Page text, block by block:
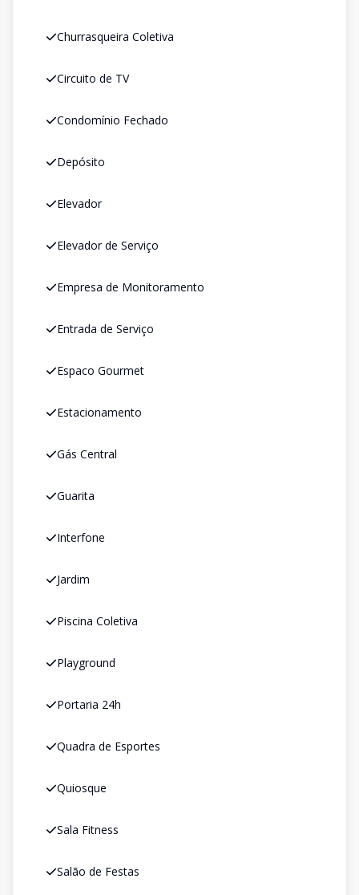
Churrasqueira Coletiva
Circuito de TV
Condomínio Fechado
Depósito
Elevador
Elevador de Serviço
Empresa de Monitoramento
Entrada de Serviço
Espaco Gourmet
Estacionamento
Gás Central
Guarita
Interfone
Jardim
Piscina Coletiva
Playground
Portaria 24h
Quadra de Esportes
Quiosque
Sala Fitness
Salão de Festas